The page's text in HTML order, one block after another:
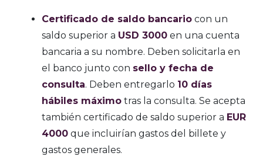
Certificado de saldo bancario con un
saldo superior a USD 3000 en una cuenta
bancaria a su nombre. Deben solicitarla en
el banco junto con sello y fecha de
consulta. Deben entregarlo 10 días
hábiles máximo tras la consulta. Se acepta
también certificado de saldo superior a EUR
4000 que incluirían gastos del billete y
gastos generales.